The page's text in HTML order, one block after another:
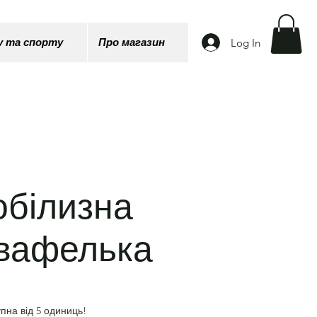
та спорту Про магазин Log In
від 5 одиниць!